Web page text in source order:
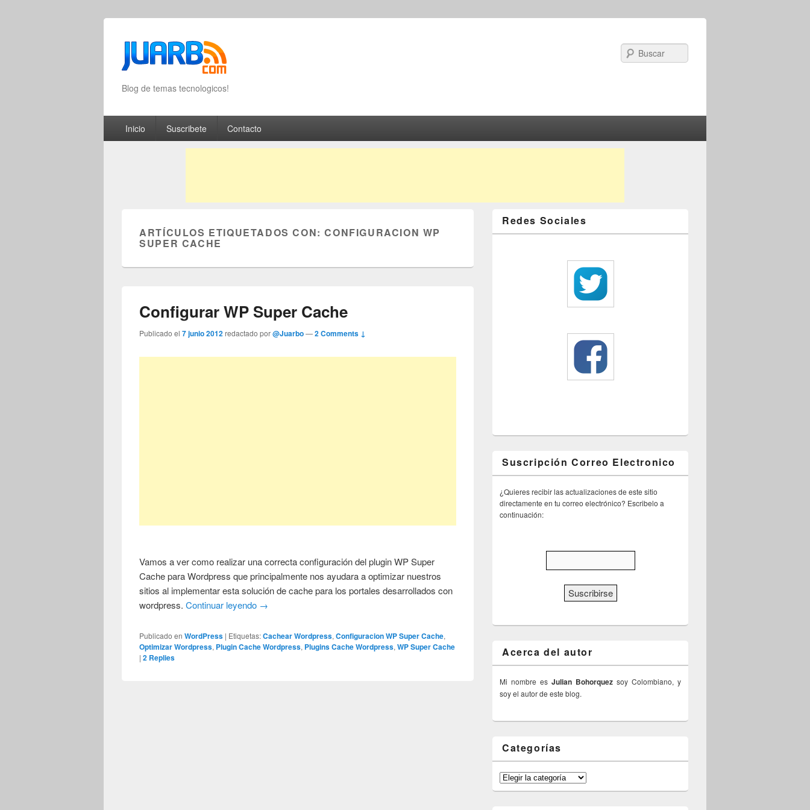
Blog de temas tecnologicos!
Primary menu
Skip to primary content
Skip to secondary content
Inicio Suscribete Contacto
ARTÍCULOS ETIQUETADOS CON:CONFIGURACION WP
SUPER CACHE
Configurar WP Super Cache
Publicado el7 junio 2012redactado por@Juarbo—2 Comments ↓
Vamos a ver como realizar una correcta configuración del plugin WP Super
Cache para Wordpress que principalmente nos ayudara a optimizar nuestros
sitios al implementar esta solución de cache para los portales desarrollados con
wordpress.Continuar leyendo →
Publicado en WordPress | Etiquetas:Cachear Wordpress,Configuracion WP Super Cache,
Optimizar Wordpress, Plugin Cache Wordpress, Plugins Cache Wordpress,WP Super Cache
|2 Replies
Redes Sociales
Suscripción Correo Electronico
¿Quieres recibir las actualizaciones de este sitio
directamente en tu correo electrónico? Escribelo a
continuación:
Acerca del autor
Mi nombre es Julian Bohorquez soy Colombiano, y
soy el autor de este blog.
Categorías
Categorías